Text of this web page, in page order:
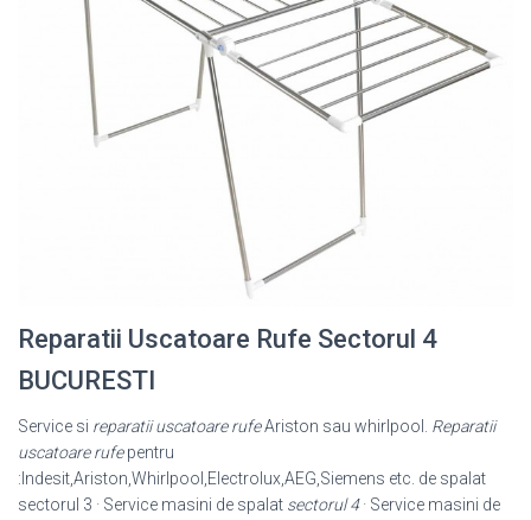
Reparatii Uscatoare Rufe Sectorul 4
BUCURESTI
Service si reparatii uscatoare rufeAriston sau whirlpool. Reparatii
uscatoare rufepentru
:Indesit,Ariston,Whirlpool,Electrolux,AEG,Siemens etc. de spalat
sectorul 3 · Service masini de spalat sectorul 4· Service masini de